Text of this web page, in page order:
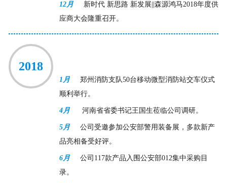
12月
新时代 新思路 新发展||森源鸿马2018年度供
应商大会隆重召开。
2018
1月
郑州消防支队50台移动微型消防站交车仪式
顺利举行。
4月 河南省省委书记王国生莅临公司调研。
5月
公司受邀参加公安部警用装备展，多款新产
品亮相备受好评。
6月
公司117款产品入围公安部012集中采购目
录。